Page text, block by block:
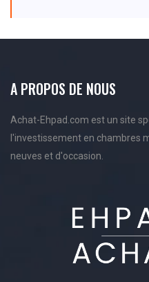
A PROPOS DE NOUS
Achat-Ehpad.com est un site
l'investissement en chambres
neuves et d'occasion.